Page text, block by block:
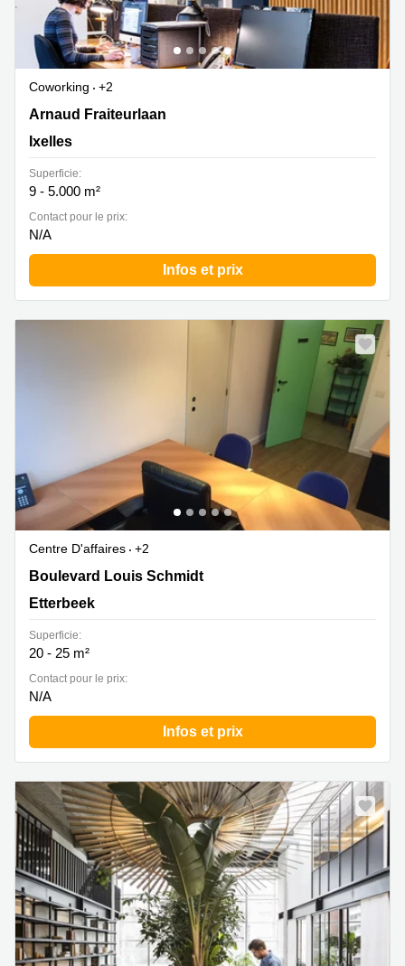
Coworking
+2
Avenue Arnaud Fraiteur 15, Ixelles
Arnaud Fraiteurlaan
Ixelles
Superficie:
9 - 5.000 m²
Contact pour le prix:
N/A
Infos et prix
Centre D'affaires
+2
Boulevard Louis Schmidt 119/2, Etterbeek
Boulevard Louis Schmidt
Etterbeek
Superficie:
20 - 25 m²
Contact pour le prix:
N/A
Infos et prix